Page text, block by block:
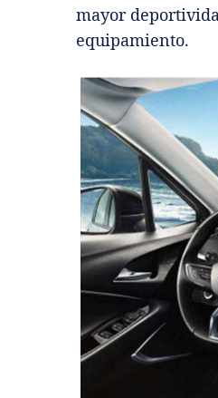
mayor
equipamiento.